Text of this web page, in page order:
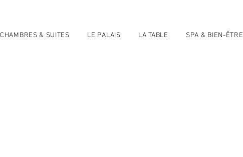
CHAMBRES & SUITES LE PALAIS LA TABLE SPA & BIEN-ÊTRE